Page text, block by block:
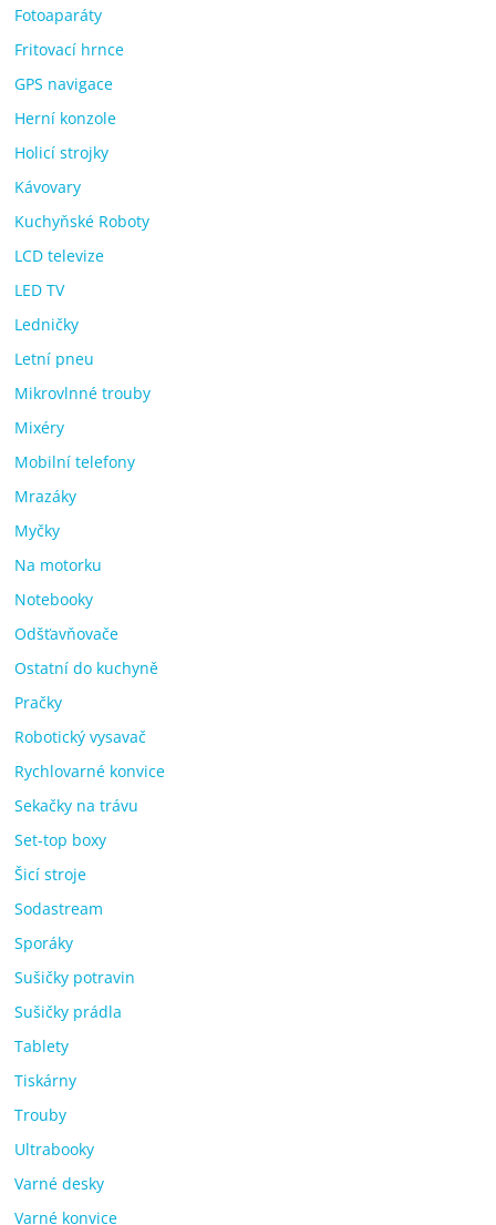
Fotoaparáty
Fritovací hrnce
GPS navigace
Herní konzole
Holicí strojky
Kávovary
Kuchyňské Roboty
LCD televize
LED TV
Ledničky
Letní pneu
Mikrovlnné trouby
Mixéry
Mobilní telefony
Mrazáky
Myčky
Na motorku
Notebooky
Odšťavňovače
Ostatní do kuchyně
Pračky
Robotický vysavač
Rychlovarné konvice
Sekačky na trávu
Set-top boxy
Šicí stroje
Sodastream
Sporáky
Sušičky potravin
Sušičky prádla
Tablety
Tiskárny
Trouby
Ultrabooky
Varné desky
Varné konvice